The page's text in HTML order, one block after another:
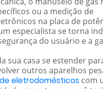
ou a medição de
na placa de
especialista se torna
do usuário e a
sua casa se estender
outros aparelhos
eletrodomésticos com